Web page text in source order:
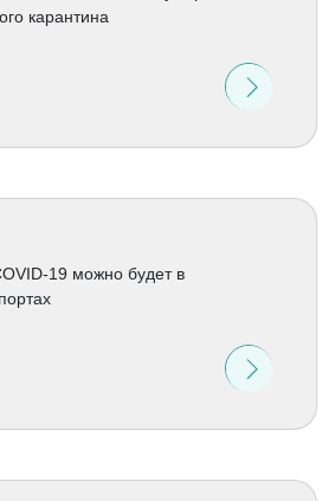
карантина
19 можно будет в